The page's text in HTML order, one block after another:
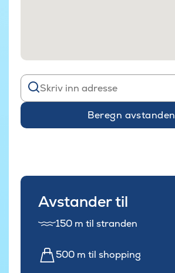
Beregn avstanden
Avstander til
150 m til stranden
500 m til shopping